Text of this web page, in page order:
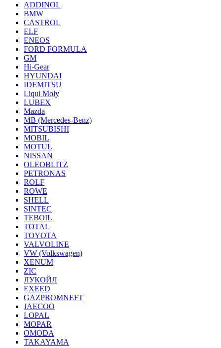
ADDINOL
BMW
CASTROL
ELF
ENEOS
FORD FORMULA
GM
Hi-Gear
HYUNDAI
IDEMITSU
Liqui Moly
LUBEX
Mazda
MB (Mercedes-Вenz)
MITSUBISHI
MOBIL
MOTUL
NISSAN
OLEOBLITZ
PETRONAS
ROLF
ROWE
SHELL
SINTEC
TEBOIL
TOTAL
TOYOTA
VALVOLINE
VW (Volkswagen)
XENUM
ZIC
ЛУКОЙЛ
EXEED
GAZPROMNEFT
JAECOO
LOPAL
MOPAR
OMODA
TAKAYAMA